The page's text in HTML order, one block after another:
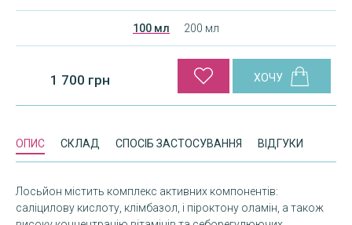
100 мл 200 мл
1 700 грн
ОПИС СКЛАД СПОСІБ ЗАСТОСУВАННЯ ВІДГУКИ
Лосьйон містить комплекс активних компонентів:
саліцилову кислоту, клімбазол, і піроктону оламін, а також